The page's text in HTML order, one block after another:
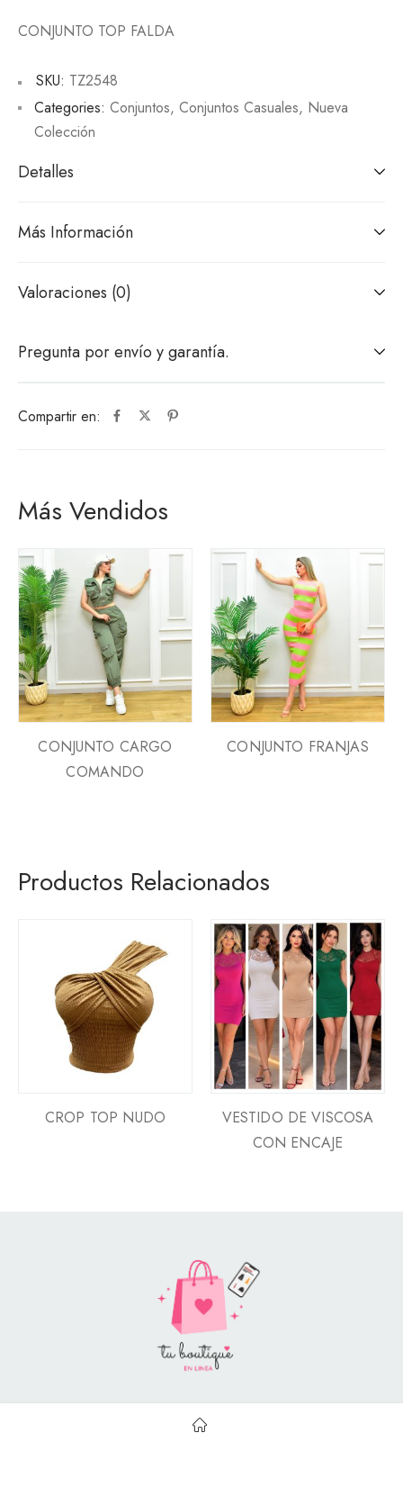
CONJUNTO TOP FALDA
Compartir en:
SKU: TZ2548
Categories: Conjuntos, Conjuntos Casuales, Nueva
Colección
Detalles
Más Información
Valoraciones (0)
Pregunta por envío y garantía.
Más Vendidos
CONJUNTO CARGO
COMANDO
CONJUNTO FRANJAS
Productos Relacionados
CROP TOP NUDO
VESTIDO DE VISCOSA
CON ENCAJE